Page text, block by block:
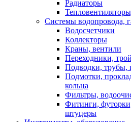
Радиаторы
Системы водопровода,
Водосчетчики
Коллекторы
Краны, вентили
Переходники,
Подводки, трубы,
Подмотки,
кольца
Фильтры,
Фитинги,
штуцеры